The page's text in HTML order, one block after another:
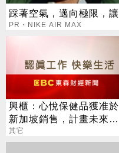
踩著空氣，邁向極限，
PR・NIKE AIR MAX
興櫃：心悅保健品獲准於
新加坡銷售，計畫未來台
港澳、加拿大、德國送件
申請
其它